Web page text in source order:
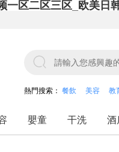
一区二区三区_欧美日
熱門搜索： 餐飲 美容 教
嬰童 干洗 酒